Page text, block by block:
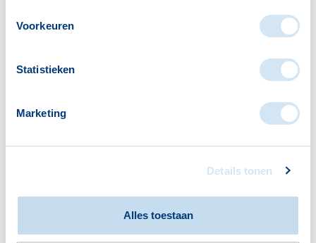
Voorkeuren
Statistieken
Marketing
Details tonen
Alles toestaan